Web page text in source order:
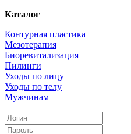
Каталог
Контурная пластика
Мезотерапия
Биоревитализация
Пилинги
Уходы по лицу
Уходы по телу
Мужчинам